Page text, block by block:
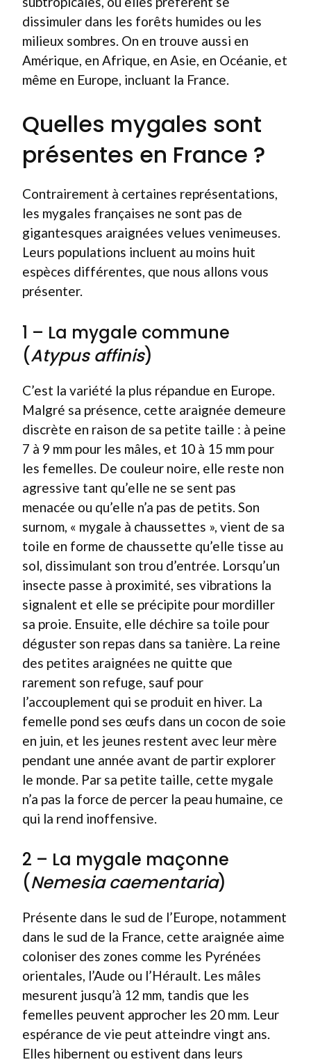
dissimuler dans les forêts humides ou les
milieux sombres. On en trouve aussi en
Amérique, en Afrique, en Asie, en Océanie, et
même en Europe, incluant la France.
Quelles mygales sont
présentes en France ?
Contrairement à certaines représentations,
les mygales françaises ne sont pas de
gigantesques araignées velues venimeuses.
Leurs populations incluent au moins huit
espèces différentes, que nous allons vous
présenter.
1 – La mygale commune
(Atypus affinis)
C’est la variété la plus répandue en Europe.
Malgré sa présence, cette araignée demeure
discrète en raison de sa petite taille : à peine
7 à 9 mm pour les mâles, et 10 à 15 mm pour
les femelles. De couleur noire, elle reste non
agressive tant qu’elle ne se sent pas
menacée ou qu’elle n’a pas de petits. Son
surnom, « mygale à chaussettes », vient de sa
toile en forme de chaussette qu’elle tisse au
sol, dissimulant son trou d’entrée. Lorsqu’un
insecte passe à proximité, ses vibrations la
signalent et elle se précipite pour mordiller
sa proie. Ensuite, elle déchire sa toile pour
déguster son repas dans sa tanière. La reine
des petites araignées ne quitte que
rarement son refuge, sauf pour
l’accouplement qui se produit en hiver. La
femelle pond ses œufs dans un cocon de soie
en juin, et les jeunes restent avec leur mère
pendant une année avant de partir explorer
le monde. Par sa petite taille, cette mygale
n’a pas la force de percer la peau humaine, ce
qui la rend inoffensive.
2 – La mygale maçonne
(Nemesia caementaria)
Présente dans le sud de l’Europe, notamment
dans le sud de la France, cette araignée aime
coloniser des zones comme les Pyrénées
orientales, l’Aude ou l’Hérault. Les mâles
mesurent jusqu’à 12 mm, tandis que les
femelles peuvent approcher les 20 mm. Leur
espérance de vie peut atteindre vingt ans.
Elles hibernent ou estivent dans leurs